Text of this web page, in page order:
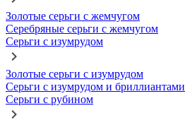
Золотые серьги с жемчугом
Серебряные серьги с жемчугом
Серьги с изумрудом
Золотые серьги с изумрудом
Серьги с изумрудом и бриллиантами
Серьги с рубином